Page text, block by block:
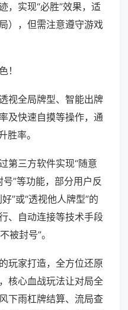
，实现“必胜”效果，适
），但需注意遵守游戏
！
视全局牌型、智能出牌
及快速自摸等操作，通
胜率。
第三方软件实现“随意
号”等功能，部分用户反
”或“透视他人牌型”的
、自动连接等技术手段
被封号”。
玩家打造，全方位还原
核心血战玩法让对局全
下雨杠牌结算、流局查